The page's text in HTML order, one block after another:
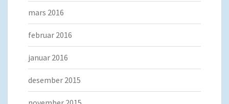
mars 2016
februar 2016
januar 2016
desember 2015